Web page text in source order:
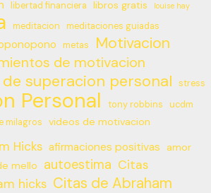
libertad financiera libros gratis louise hay
meditacion meditaciones guiadas
metas Motivacion
de motivacion
superacion personal stress
Personal tony robbins
ucdm
milagros
videos de motivacion
Hicks afirmaciones positivas
amor
mello
autoestima Citas
hicks Citas de Abraham